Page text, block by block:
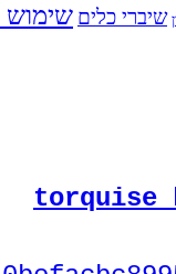
שיברי כלים שימוש